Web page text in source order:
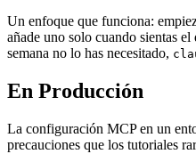
Un enfoque que funciona:
añade uno solo cuando sientas
semana no lo has necesitado,
En Producción
La configuración MCP en un
precauciones que los tutoriales